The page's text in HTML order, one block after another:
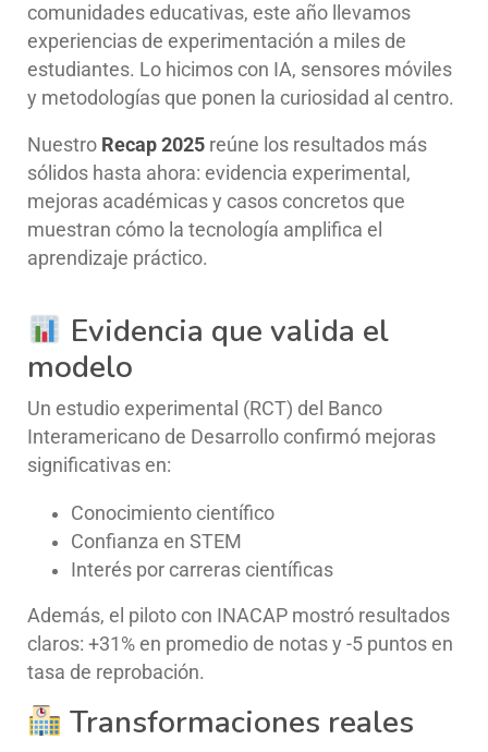
comunidades educativas, este año llevamos
experiencias de experimentación a miles de
estudiantes. Lo hicimos con IA, sensores móviles
y metodologías que ponen la curiosidad al centro.
Nuestro Recap 2025 reúne los resultados más
sólidos hasta ahora: evidencia experimental,
mejoras académicas y casos concretos que
muestran cómo la tecnología amplifica el
aprendizaje práctico.
Evidencia que valida el
modelo
Un estudio experimental (RCT) del Banco
Interamericano de Desarrollo confirmó mejoras
significativas en:
Conocimiento científico
Confianza en STEM
Interés por carreras científicas
Además, el piloto con INACAP mostró resultados
claros: +31% en promedio de notas y -5 puntos en
tasa de reprobación.
Transformaciones reales